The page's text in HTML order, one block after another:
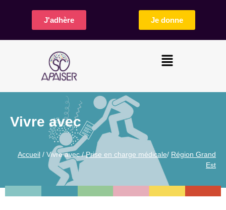
J'adhère Je donne
Vivre avec
Accueil / Vivre avec /Prise en charge médicale/ Région Grand
Est